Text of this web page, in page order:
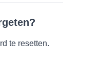
te resetten.